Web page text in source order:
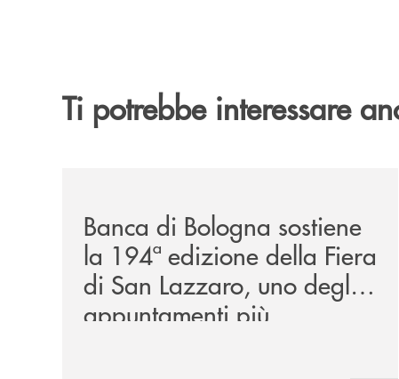
Ti potrebbe interessare
Banca di Bologna sostiene
la 194ª edizione della Fiera
di San Lazzaro, uno degli
appuntamenti più